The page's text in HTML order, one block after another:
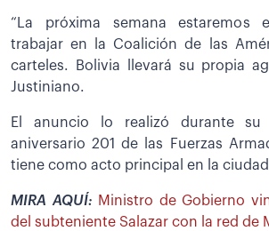
“La próxima semana estaremos
trabajar en la Coalición de las
carteles. Bolivia llevará su propia
Justiniano.
El anuncio lo realizó durante su
aniversario 201 de las Fuerzas
tiene como acto principal en la ciudad
MIRA AQUÍ: Ministro de Gobierno
del subteniente Salazar con la red de